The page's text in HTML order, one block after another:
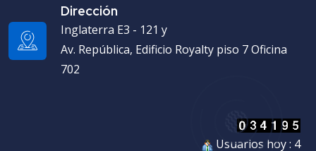
Dirección
Inglaterra E3 - 121 y
Av. República, Edificio Royalty piso 7 Oficina
702
Usuarios hoy : 4